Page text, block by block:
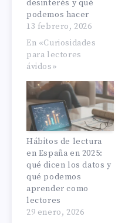
desinterés y qué
podemos hacer
13 febrero, 2026
En «Curiosidades
para lectores
ávidos»
Hábitos de lectura
en España en 2025:
qué dicen los datos y
qué podemos
aprender como
lectores
29 enero, 2026